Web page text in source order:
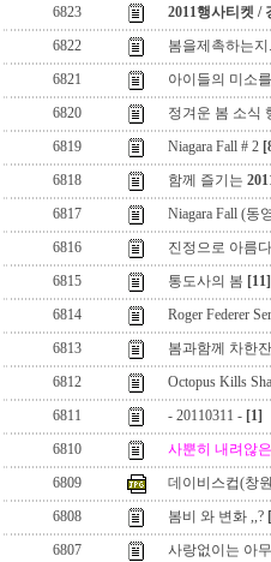
6823
2011행사티켓 /
6822
봄을제촉하는지
6821
아이들의 미소
6820
정겨운 봄 소식
6819
Niagara Fall # 2
6818
함께 즐기는
6817
Niagara Fall (동
6816
진정으로 아름
6815
통도사의 봄 [11]
6814
Roger Federer
6813
봄과함께 차한
6812
Octopus Kills
6811
- 20110311 - [1]
6810
사뿐히 내려않
6809
데이비스컵(창
6808
봄비 와 변화 ,,?
6807
사랑없이는 아